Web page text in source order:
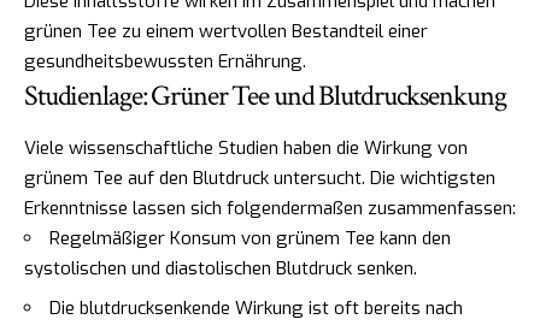
grünen Tee zu einem wertvollen Bestandteil einer
gesundheitsbewussten Ernährung.
Studienlage: Grüner Tee und Blutdrucksenkung
Viele wissenschaftliche Studien haben die Wirkung von
grünem Tee auf den Blutdruck untersucht. Die wichtigsten
Erkenntnisse lassen sich folgendermaßen zusammenfassen:
Regelmäßiger Konsum von grünem Tee kann den
systolischen und diastolischen Blutdruck senken.
Die blutdrucksenkende Wirkung ist oft bereits nach